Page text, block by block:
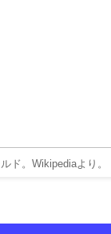
ド。Wikipediaより。